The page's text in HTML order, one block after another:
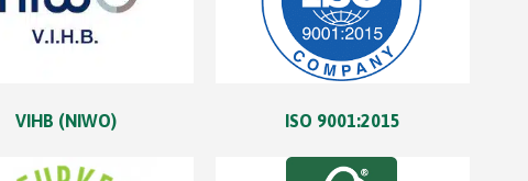
VIHB (NIWO) ISO 9001:2015